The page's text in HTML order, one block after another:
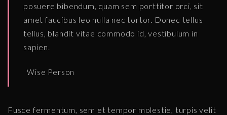
posuere bibendum, quam sem porttitor orci, sit
amet faucibus leo nulla nec tortor. Donec tellus
tellus, blandit vitae commodo id, vestibulum in
sapien.
Wise Person
Fusce fermentum, sem et tempor molestie, turpis velit